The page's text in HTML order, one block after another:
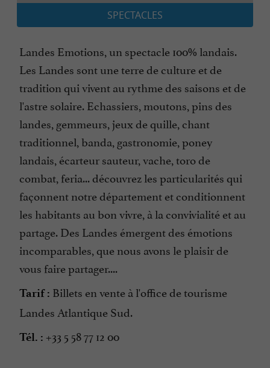
SPECTACLES
Landes Emotions, un spectacle 100% landais.
Les Landes sont une terre de culture et de
tradition qui vivent au rythme des saisons et de
l'astre solaire. Echassiers, moutons, pins des
landes, gemmeurs, jeux de quille, chant
traditionnel, banda, gastronomie, poney
landais, écarteur sauteur, vache, toro de
combat, feria... découvrez les particularités qui
façonnent notre département et conditionnent
les habitants au bon vivre, à la convivialité et au
partage. Des Landes émergent des émotions
incomparables, que nous avons le plaisir de
vous faire partager....
Tarif : Billets en vente à l'office de tourisme
Landes Atlantique Sud.
Tél. : +33 5 58 77 12 00